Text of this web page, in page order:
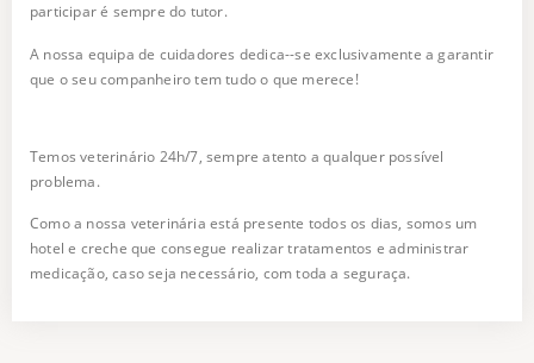
participar é sempre do tutor.
A nossa equipa de cuidadores dedica--se exclusivamente a garantir
que o seu companheiro tem tudo o que merece!
Temos veterinário 24h/7, sempre atento a qualquer possível
problema.
Como a nossa veterinária está presente todos os dias, somos um
hotel e creche que consegue realizar tratamentos e administrar
medicação, caso seja necessário, com toda a seguraça.